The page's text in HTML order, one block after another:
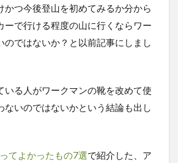
かつ今後登山を初めてみるか分から
ーで行ける程度の山に行くならワー
のではないか？と以前記事にしまし
いる人がワークマンの靴を改めて使
ないのではないかという結論も出し
てよかったもの7選で紹介した、ア